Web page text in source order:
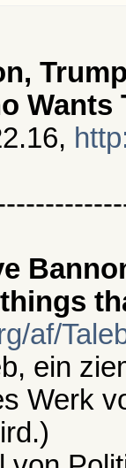
Wants
af/
ein
Werk